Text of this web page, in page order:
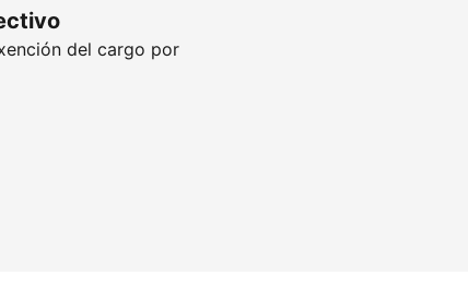
del cargo por